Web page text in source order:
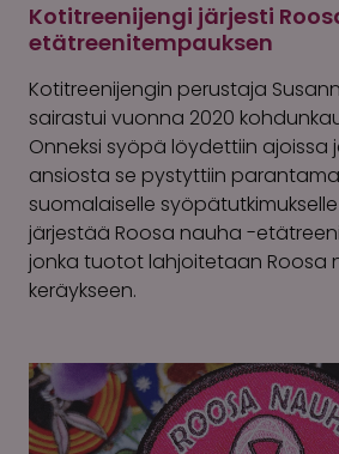
Kotitreenijengi järjesti
etätreenitempauksen
Kotitreenijengin perustaja
sairastui vuonna 2020
Onneksi syöpä löydettiin ajoissa
ansiosta se pystyttiin
suomalaiselle
järjestää Roosa nauha -
jonka tuotot lahjoitetaan Roosa
keräykseen.